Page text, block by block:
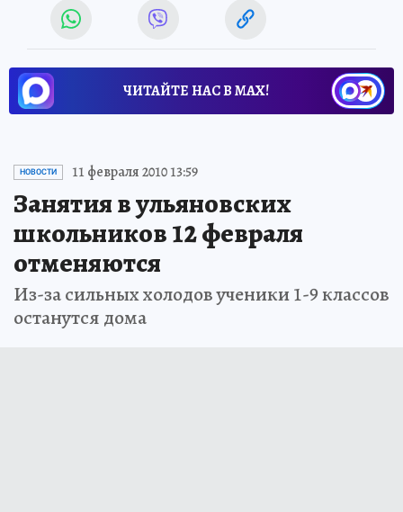
ЧИТАЙТЕ НАС В МАХ!
НОВОСТИ 11 февраля 2010 13:59
Занятия в ульяновских
школьников 12 февраля
отменяются
Из-за сильных холодов ученики 1-9 классов
останутся дома